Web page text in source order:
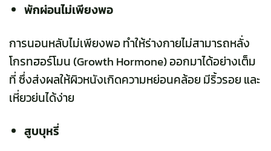
พักผ่อนไม่เพียงพอ
การนอนหลับไม่เพียงพอ ทำให้ร่างกายไม่สามารถหลั่ง
โกรทฮอร์โมน (Growth Hormone)ออกมาได้อย่างเต็ม
ที่ ซึ่งส่งผลให้ผิวหนังเกิดความหย่อนคล้อย มีริ้วรอย และ
เหี่ยวย่นได้ง่าย
สูบบุหรี่